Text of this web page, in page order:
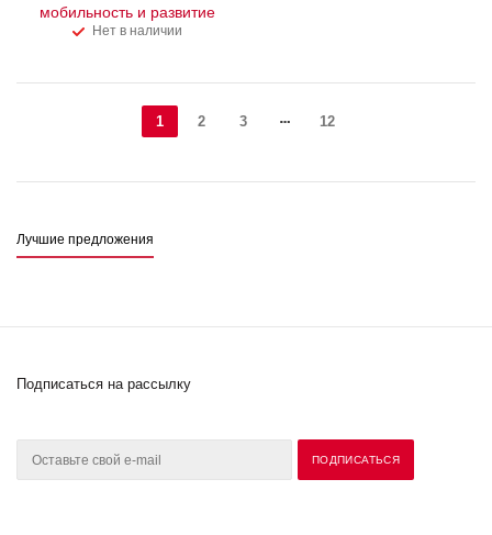
мобильность и развитие
Нет в наличии
1 2 3 12
Лучшие предложения
Подписаться на рассылку